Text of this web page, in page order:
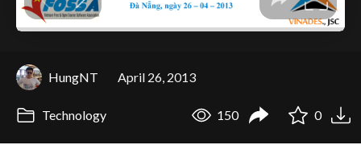
HungNT April 26, 2013
Technology 150 0